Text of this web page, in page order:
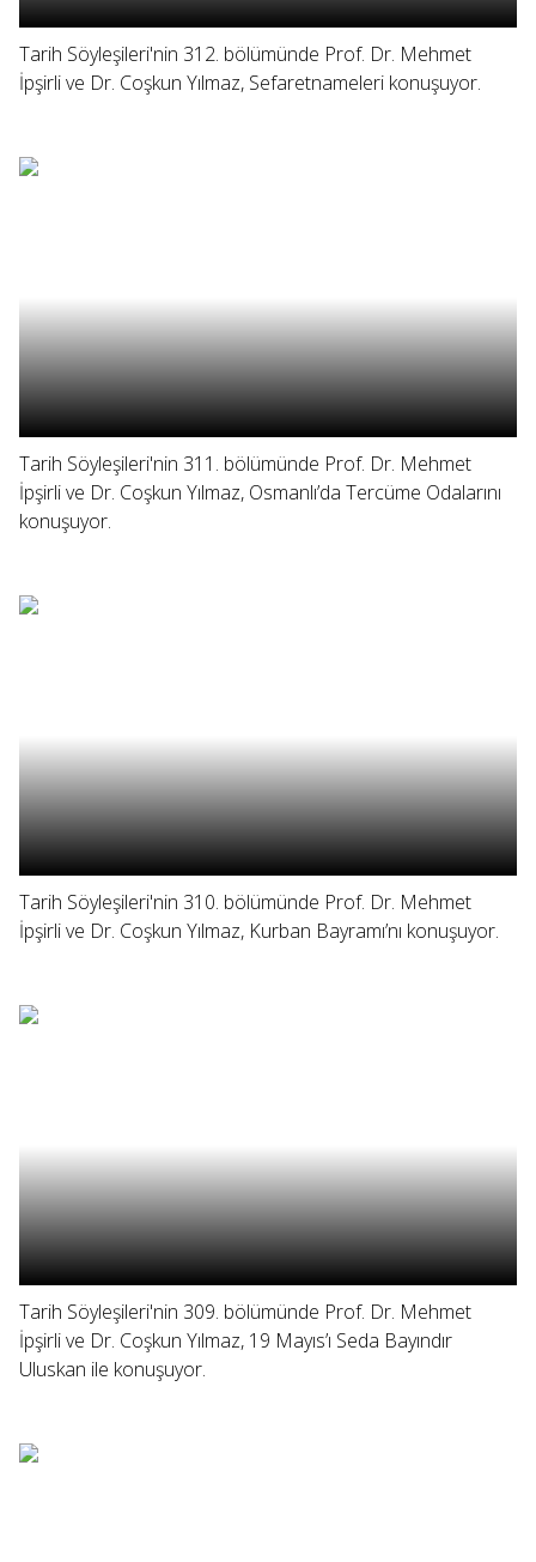
Tarih Söyleşileri'nin 312. bölümünde Prof. Dr. Mehmet
İpşirli ve Dr. Coşkun Yılmaz, Sefaretnameleri konuşuyor.
Tarih Söyleşileri'nin 311. bölümünde Prof. Dr. Mehmet
İpşirli ve Dr. Coşkun Yılmaz, Osmanlı’da Tercüme Odalarını
konuşuyor.
Tarih Söyleşileri'nin 310. bölümünde Prof. Dr. Mehmet
İpşirli ve Dr. Coşkun Yılmaz, Kurban Bayramı’nı konuşuyor.
Tarih Söyleşileri'nin 309. bölümünde Prof. Dr. Mehmet
İpşirli ve Dr. Coşkun Yılmaz, 19 Mayıs’ı Seda Bayındır
Uluskan ile konuşuyor.